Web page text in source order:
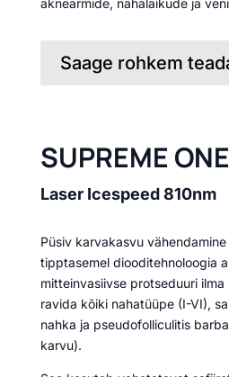
Saage rohkem
SUPREME ONE
Laser Icespeed 810nm
Püsiv karvakasvu
tipptasemel diooditehnoloogia
mitteinvasiivse protseduuri
ravida kõiki nahatüüpe (I-VI),
nahka ja pseudofolliculitis
karvu).